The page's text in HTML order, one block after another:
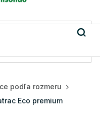
podľa rozmeru
Eco premium